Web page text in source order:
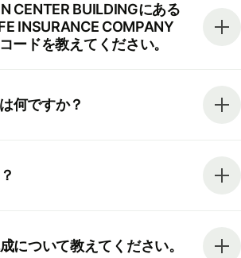
CENTER BUILDINGにある
INSURANCE COMPANY
ードを教えてください。
何ですか？
について教えてください。